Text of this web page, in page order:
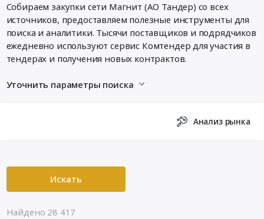
Собираем закупки сети Магнит (АО Тандер) со всех
источников, предоставляем полезные инструменты для
поиска и аналитики. Тысячи поставщиков и подрядчиков
ежедневно используют сервис Комтендер для участия в
тендерах и получения новых контрактов.
Уточнить параметры поиска
Анализ рынка
Искать
Найдено 28 417